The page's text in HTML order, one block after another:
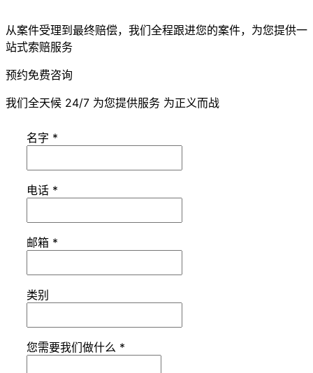
从案件受理到最终赔偿，我们全程跟进您的案件，为您提供一
站式索赔服务
预约免费咨询
我们全天候 24/7 为您提供服务 为正义而战
名字 *
电话 *
邮箱 *
类别
您需要我们做什么 *